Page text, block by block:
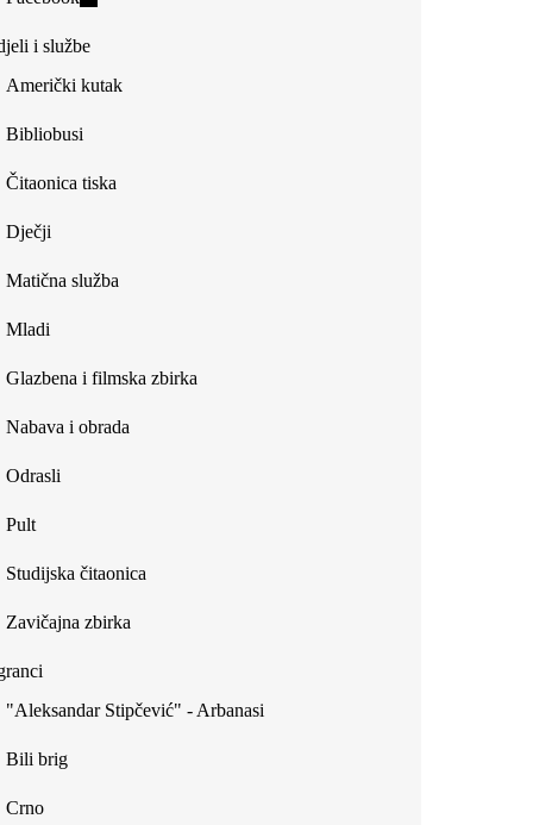
external)
external)
i službe
Američki kutak
Bibliobusi
Čitaonica tiska
Dječji
Matična služba
Mladi
Glazbena i filmska zbirka
Nabava i obrada
Odrasli
Pult
Studijska čitaonica
Zavičajna zbirka
"Aleksandar Stipčević" - Arbanasi
Bili brig
Crno